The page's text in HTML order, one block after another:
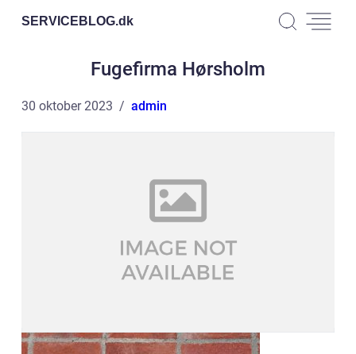
SERVICEBLOG.dk
Fugefirma Hørsholm
30 oktober 2023 admin